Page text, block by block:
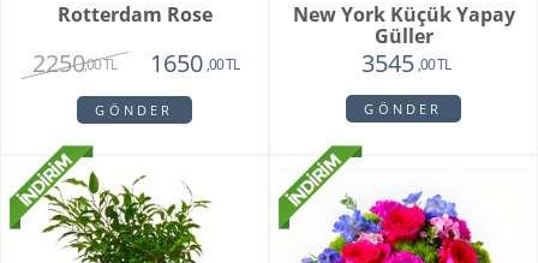
Rotterdam Rose
2250,00 TL 1650 ,00 TL
GÖNDER
New York Küçük Yapay
Güller
3545 ,00 TL
GÖNDER